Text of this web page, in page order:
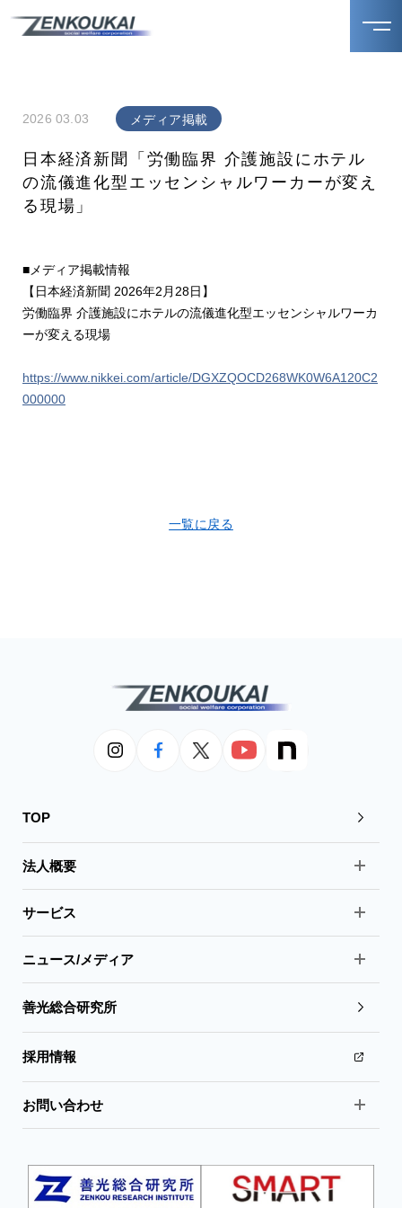
2026 03.03 メディア掲載
日本経済新聞「労働臨界 介護施設にホテル
の流儀進化型エッセンシャルワーカーが変え
る現場」
■メディア掲載情報
【日本経済新聞 2026年2月28日】
労働臨界 介護施設にホテルの流儀進化型エッセンシャルワーカ
ーが変える現場
https://www.nikkei.com/article/DGXZQOCD268WK0W6A120C2
000000
一覧に戻る
TOP
法人概要
サービス
ニュース/メディア
善光総合研究所
採用情報
お問い合わせ